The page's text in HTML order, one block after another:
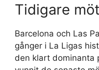
Tidigare
Barcelona och Las
gånger i La Ligas
den klart dominanta